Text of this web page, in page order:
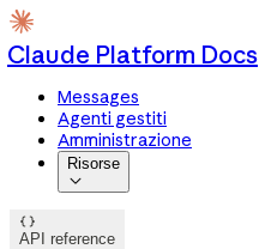
Claude Platform Docs
Messages
Agenti gestiti
Amministrazione
Risorse


API reference